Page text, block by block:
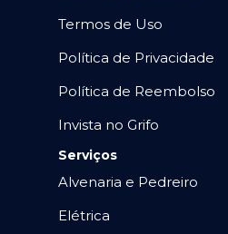
Termos de Uso
Política de Privacidade
Política de Reembolso
Invista no Grifo
Serviços
Alvenaria e Pedreiro
Elétrica